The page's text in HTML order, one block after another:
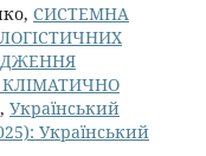
СИСТЕМНА
КЛІМАТИЧНО
, Український
Український